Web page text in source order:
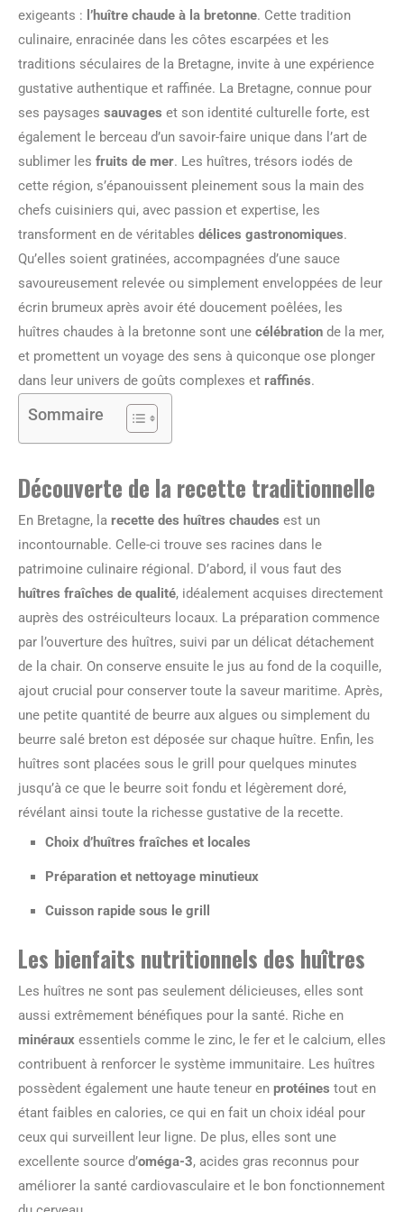
exigeants : l’huître chaude à la bretonne. Cette tradition
culinaire, enracinée dans les côtes escarpées et les
traditions séculaires de la Bretagne, invite à une expérience
gustative authentique et raffinée. La Bretagne, connue pour
ses paysages sauvages et son identité culturelle forte, est
également le berceau d’un savoir-faire unique dans l’art de
sublimer les fruits de mer. Les huîtres, trésors iodés de
cette région, s’épanouissent pleinement sous la main des
chefs cuisiniers qui, avec passion et expertise, les
transforment en de véritables délices gastronomiques.
Qu’elles soient gratinées, accompagnées d’une sauce
savoureusement relevée ou simplement enveloppées de leur
écrin brumeux après avoir été doucement poêlées, les
huîtres chaudes à la bretonne sont une célébration de la mer,
et promettent un voyage des sens à quiconque ose plonger
dans leur univers de goûts complexes et raffinés.
Sommaire
Découverte de la recette traditionnelle
En Bretagne, la recette des huîtres chaudes est un
incontournable. Celle-ci trouve ses racines dans le
patrimoine culinaire régional. D’abord, il vous faut des
huîtres fraîches de qualité, idéalement acquises directement
auprès des ostréiculteurs locaux. La préparation commence
par l’ouverture des huîtres, suivi par un délicat détachement
de la chair. On conserve ensuite le jus au fond de la coquille,
ajout crucial pour conserver toute la saveur maritime. Après,
une petite quantité de beurre aux algues ou simplement du
beurre salé breton est déposée sur chaque huître. Enfin, les
huîtres sont placées sous le grill pour quelques minutes
jusqu’à ce que le beurre soit fondu et légèrement doré,
révélant ainsi toute la richesse gustative de la recette.
Choix d’huîtres fraîches et locales
Préparation et nettoyage minutieux
Cuisson rapide sous le grill
Les bienfaits nutritionnels des huîtres
Les huîtres ne sont pas seulement délicieuses, elles sont
aussi extrêmement bénéfiques pour la santé. Riche en
minéraux essentiels comme le zinc, le fer et le calcium, elles
contribuent à renforcer le système immunitaire. Les huîtres
possèdent également une haute teneur en protéines tout en
étant faibles en calories, ce qui en fait un choix idéal pour
ceux qui surveillent leur ligne. De plus, elles sont une
excellente source d’oméga-3, acides gras reconnus pour
améliorer la santé cardiovasculaire et le bon fonctionnement